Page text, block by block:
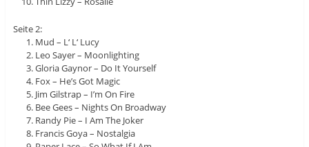
Seite 2:
Mud – L‘ L‘ Lucy
Leo Sayer – Moonlighting
Gloria Gaynor – Do It Yourself
Fox – He’s Got Magic
Jim Gilstrap – I’m On Fire
Bee Gees – Nights On Broadway
Randy Pie – I Am The Joker
Francis Goya – Nostalgia